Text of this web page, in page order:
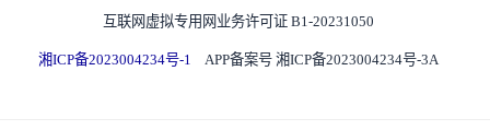
互联网虚拟专用网业务许可证 B1-20231050
湘ICP备2023004234号-1 APP备案号 湘ICP备2023004234号-3A